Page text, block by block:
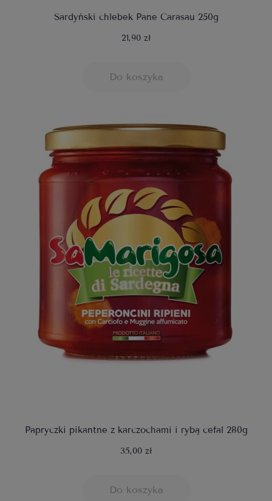
Sardyński chlebek Pane Carasau 250g
21,90 zł
Do koszyka
Papryczki pikantne z karczochami i rybą cefal 280g
35,00 zł
Do koszyka